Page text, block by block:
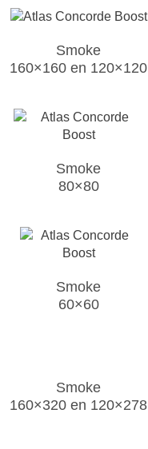
Smoke
160×160 en 120×120
Smoke
80×80
Smoke
60×60
Smoke
160×320 en 120×278